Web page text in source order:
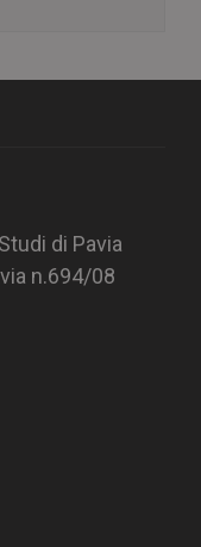
di Pavia
n.694/08